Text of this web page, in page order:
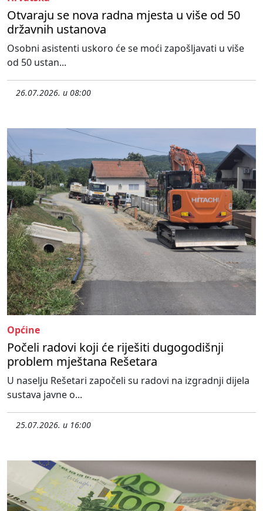
Otvaraju se nova radna mjesta u više od 50
državnih ustanova
Osobni asistenti uskoro će se moći zapošljavati u više
od 50 ustan...
26.07.2026. u 08:00
Općine
Počeli radovi koji će riješiti dugogodišnji
problem mještana Rešetara
U naselju Rešetari započeli su radovi na izgradnji dijela
sustava javne o...
25.07.2026. u 16:00